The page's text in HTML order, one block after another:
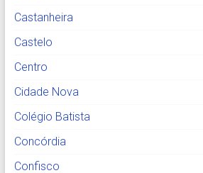
Castanheira
Castelo
Centro
Cidade Nova
Colégio Batista
Concórdia
Confisco